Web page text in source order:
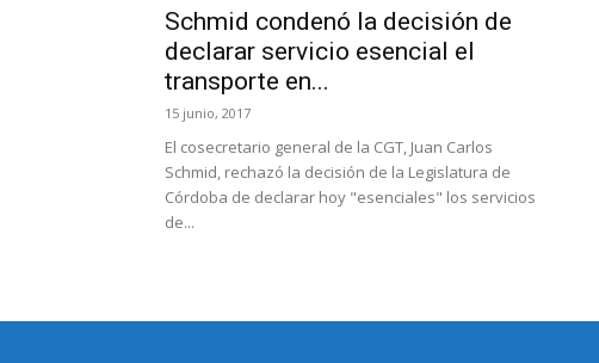
Schmid condenó la decisión de
declarar servicio esencial el
transporte en...
15 junio, 2017
El cosecretario general de la CGT, Juan Carlos
Schmid, rechazó la decisión de la Legislatura de
Córdoba de declarar hoy "esenciales" los servicios
de...